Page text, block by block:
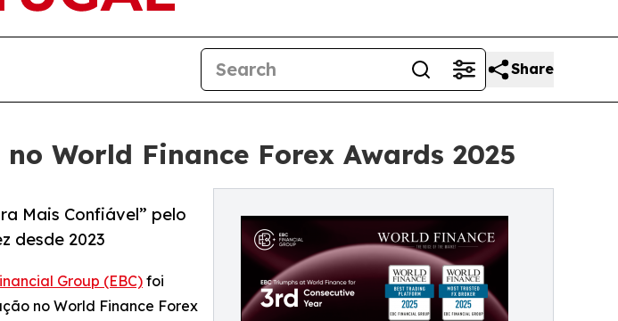
Share
World Finance Forex Awards 2025
Mais Confiável” pelo
desde 2023
Group (EBC) foi
no World Finance Forex